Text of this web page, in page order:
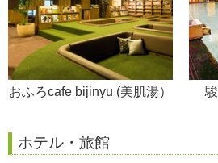
おふろcafe bijinyu (美肌湯）
ホテル・旅館